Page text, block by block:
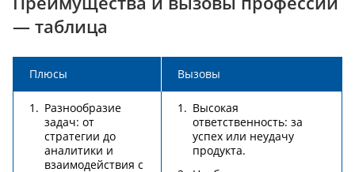
— таблица
Плюсы Вызовы
Разнообразие
задач: от
стратегии до
аналитики и
взаимодействия с
Высокая
ответственность: за
успех или неудачу
продукта.